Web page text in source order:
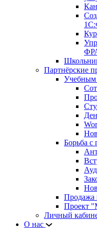
Партнёрские
Учебным
Борьба с
Продажа
Проект
Личный
О нас